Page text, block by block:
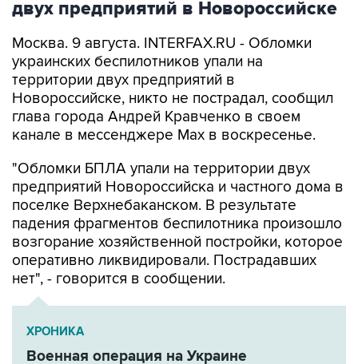
Москва. 9 августа. INTERFAX.RU - Обломки
территории двух предприятий в
Новороссийске, никто не пострадал, сообщил
глава города Андрей Кравченко в своем
канале в мессенджере Max в воскресенье.
"Обломки БПЛА упали на территории двух
поселке Верхнебаканском. В результате
падения фрагментов беспилотника произошло
возгорание хозяйственной постройки, которое
оперативно ликвидировали. Пострадавших
нет", - говорится в сообщении.
ХРОНИКА
Военная операция на Украине